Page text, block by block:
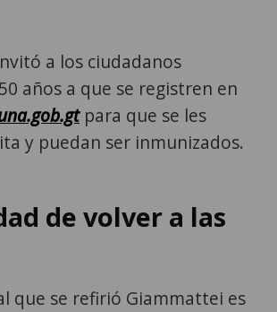
a los ciudadanos
años a que se registren en
para que se les
y puedan ser inmunizados.
de volver a las
que se refirió Giammattei es